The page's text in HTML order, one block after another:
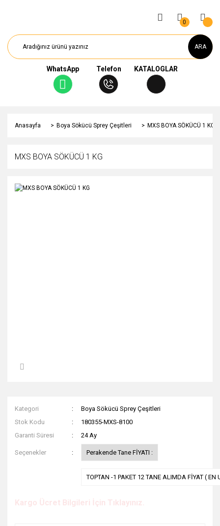
ARA
WhatsApp Telefon KATALOGLAR
0
Anasayfa Boya Sökücü Sprey Çeşitleri MXS BOYA SÖKÜCÜ 1 KG
MXS BOYA SÖKÜCÜ 1 KG
Kategori
Boya Sökücü Sprey Çeşitleri
Stok Kodu
180355-MXS-8100
Garanti Süresi
24 Ay
Seçenekler Perakende Tane FİYATI :
TOPTAN -1 PAKET 12 TANE ALIMDA FİYAT ( EN
Kargo Ücret Bilgileri İçin Tıklayınız.